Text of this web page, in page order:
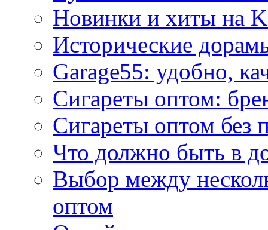
Новинки и хиты на
Исторические
Garage55: удобно,
Сигареты оптом:
Сигареты оптом без
Что должно быть в
Выбор между
оптом